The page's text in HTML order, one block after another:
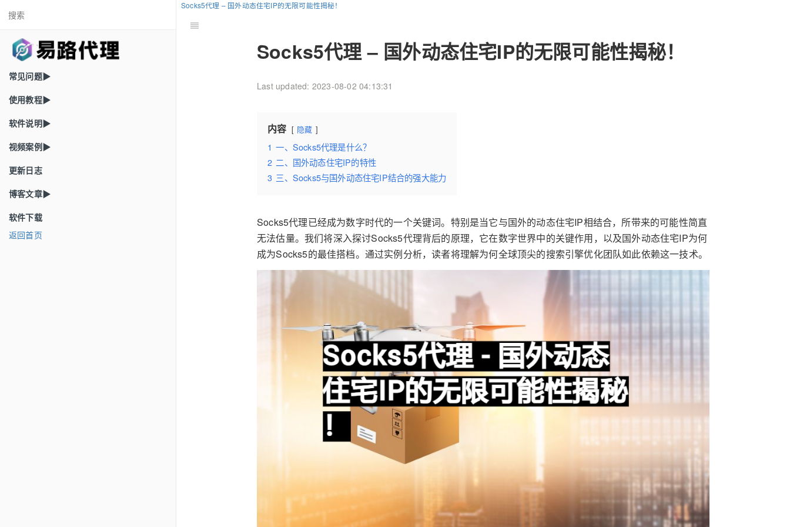
常见问题▶
使用教程▶
软件说明▶
视频案例▶
更新日志
博客文章▶
软件下载
返回首页
Socks5代理 – 国外动态住宅IP的无限可能性揭秘！
Socks5代理 – 国外动态住宅IP的无限可能性揭秘！
Last updated: 2023-08-02 04:13:31
内容 隐藏
1 一、Socks5代理是什么？
2 二、国外动态住宅IP的特性
3 三、Socks5与国外动态住宅IP结合的强大能力
Socks5代理已经成为数字时代的一个关键词。特别是当它与国外的动态住宅IP相结合，所带来的可能性简直
无法估量。我们将深入探讨Socks5代理背后的原理，它在数字世界中的关键作用，以及国外动态住宅IP为何
成为Socks5的最佳搭档。通过实例分析，读者将理解为何全球顶尖的搜索引擎优化团队如此依赖这一技术。